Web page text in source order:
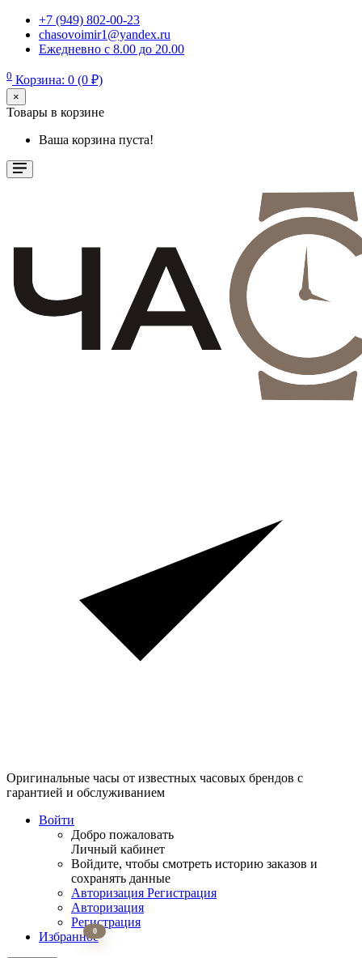
+7 (949) 802-00-23
chasovoimir1@yandex.ru
Ежедневно с 8.00 до 20.00
0 Корзина: 0 (0 ₽)
×
Товары в корзине
Ваша корзина пуста!
Оригинальные часы от известных часовых брендов с
гарантией и обслуживанием
Войти
Добро пожаловать
Личный кабинет
Войдите, чтобы смотреть историю заказов и
сохранять данные
Авторизация Регистрация
Авторизация
Регистрация
Избранное
0